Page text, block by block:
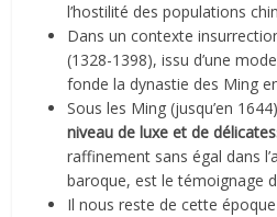
l’hostilité des populations
Dans un contexte
(1328-1398), issu d’une
fonde la dynastie des Ming
Sous les Ming (jusqu’en
niveau de luxe et de
raffinement sans égal dans
baroque, est le témoignage
Il nous reste de cette